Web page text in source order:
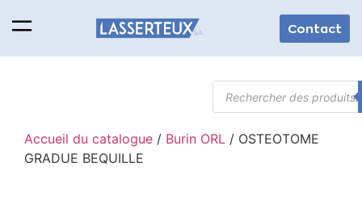
Contact
Accueil du catalogue / Burin ORL / OSTEOTOME
GRADUE BEQUILLE